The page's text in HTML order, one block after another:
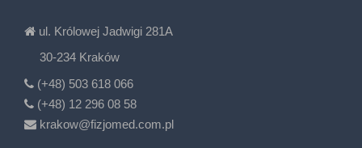
ul. Królowej Jadwigi 281A
30-234 Kraków
(+48) 503 618 066
(+48) 12 296 08 58
krakow@fizjomed.com.pl